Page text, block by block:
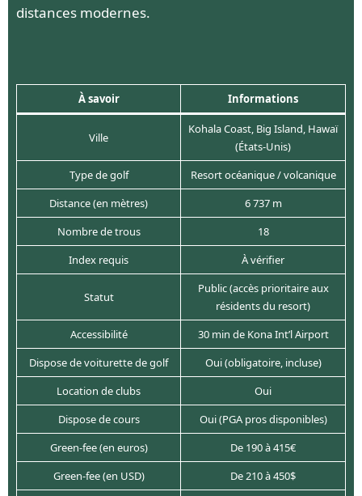
distances modernes.
À savoir Informations
Ville
Kohala Coast, Big Island, Hawaï
(États-Unis)
Type de golf
Resort océanique / volcanique
Distance (en mètres)
6 737 m
Nombre de trous
18
Index requis
À vérifier
Statut
Public (accès prioritaire aux
résidents du resort)
Accessibilité
30 min de Kona Int’l Airport
Dispose de voiturette de golf
Oui (obligatoire, incluse)
Location de clubs
Oui
Dispose de cours
Oui (PGA pros disponibles)
Green-fee (en euros)
De 190 à 415€
Green-fee (en USD)
De 210 à 450$